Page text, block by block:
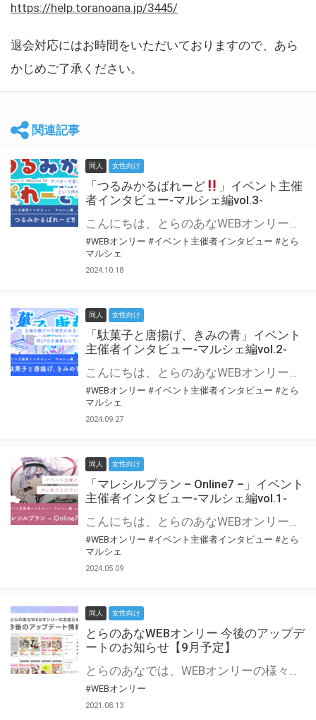
https://help.toranoana.jp/3445/
退会対応にはお時間をいただいておりますので、あら
かじめご了承ください。
関連記事
同人 女性向け
「つるみかるぱれーど
」イベント主催
者インタビュー-マルシェ編vol.3-
こんにちは、とらのあなWEBオンリー運営スタッフです。 新たにお届けする、イベント主催者インタビュー-マルシェ編-は、 とらのあなWEBオンリー「マルシェ」をご利用した主催様に 「マルシェ」を使って開催した感想や心がけをお聞きする企画です。 今回は、WEBオンリー初開催「つるみかるぱれーど
#WEBオンリー #イベント主催者インタビュー #とら
マルシェ
2024.10.18
同人 女性向け
「駄菓子と唐揚げ、きみの青」イベント
主催者インタビュー-マルシェ編vol.2-
こんにちは、とらのあなWEBオンリー運営スタッフです。 新たにお届けする、イベント主催者インタビュー-マルシェ編-は、 とらのあなWEBオンリー「マルシェ」をご利用の主催様に 「マルシェ」を使ってイベントを開催した感想や心がけをお聞きする企画です。 今回は、WEBオンリー初開催「駄菓子と唐揚げ、きみの青」より、 主催のぎこ六屋様にお話を伺いました。 協力：ぎこ六屋様／イベント公式Twitter（@krkgwks） とらのあなWEBオンリー「マルシェ」とは？ WEBオンリーでリアルタイムでコミュニケーションがとれるオンライン会場です。
#WEBオンリー #イベント主催者インタビュー #とら
マルシェ
2024.09.27
同人 女性向け
「マレシルプラン – Online7 –」イベント
主催者インタビュー-マルシェ編vol.1-
こんにちは、とらのあなWEBオンリー運営スタッフです。 新たにお届けする、イベント主催者インタビュー-マルシェ編-は、 とらのあなWEBオンリー「マルシェ」をご利用した主催様に 「マルシェ」を使って開催した感想や心がけをお聞きする企画です。 今回は、WEBオンリー開催7回目迎えた「マレシルプラン – Online7 –」より、 主催の玉川うた様にお話を伺いました。 ▼マレシルプランのインタビュー前回記事 「イベント主催者インタビュー vol.6」はこちら 協力：玉川うた様（マレシルプラン実行委員会 代表）／イベント公式Twitter（@mallesil_plan） とらのあなWEBオンリー「マルシェ」とは？ WEBオンリーでリアルタイムでコミュニケーションがとれるオンライン会場です。
#WEBオンリー #イベント主催者インタビュー #とら
マルシェ
2024.05.09
同人 女性向け
とらのあなWEBオンリー 今後のアップデ
ートのお知らせ【9月予定】
とらのあなでは、WEBオンリーの様々な支援を実施しています。 今回は2021年9月に実装を予定しているアップデート情報についてご紹介いたします。 とらのあなWEBオンリーサイトはこちら
#WEBオンリー
2021.08.13